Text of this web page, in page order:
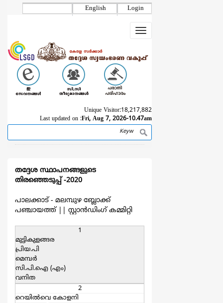
Login
English
Toggle
navigation
Unique Visitor:18,217,882
Last updated on :Fri, Aug 7, 2026-10.47am
Search
തദ്ദേശ സ്ഥാപനങ്ങളുടെ
തിരഞ്ഞെടുപ്പ് -2020
പാലക്കാട് - മലമ്പുഴ ബ്ലോക്ക്
പഞ്ചായത്ത്|| സ്റ്റാൻഡിംഗ് കമ്മിറ്റി
1
മുട്ടികുളങ്ങര
പ്രിയ.പി
മെമ്പര്‍
സി.പി.ഐ (എം)
വനിത
2
റെയില്‍വെ കോളനി